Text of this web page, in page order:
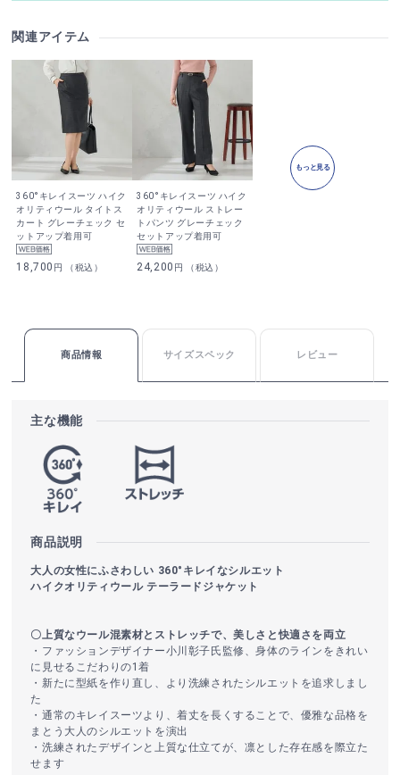
関連アイテム
360°キレイスーツ ハイク
オリティウール タイトス
カート グレーチェック セ
ットアップ着用可
18,700 円 （税込）
360°キレイスーツ ハイク
オリティウール ストレー
トパンツ グレーチェック
セットアップ着用可
24,200 円 （税込）
もっと見る
商品情報 サイズスペック レビュー
主な機能
商品説明
大人の女性にふさわしい 360°キレイなシルエット
ハイクオリティウール テーラードジャケット
〇上質なウール混素材とストレッチで、美しさと快適さを両立
・ファッションデザイナー小川彰子氏監修、身体のラインをきれい
に見せるこだわりの1着
・新たに型紙を作り直し、より洗練されたシルエットを追求しまし
た
・通常のキレイスーツより、着丈を長くすることで、優雅な品格を
まとう大人のシルエットを演出
・洗練されたデザインと上質な仕立てが、凛とした存在感を際立た
せます